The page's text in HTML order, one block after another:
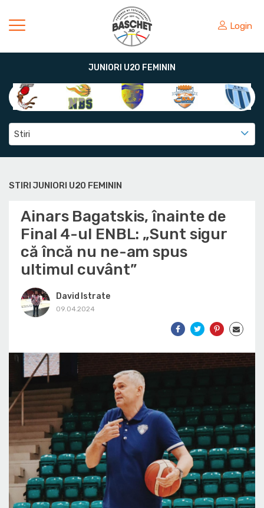
Login
JUNIORI U20 FEMININ
Stiri
STIRI JUNIORI U20 FEMININ
Ainars Bagatskis, înainte de
Final 4-ul ENBL: „Sunt sigur
că încă nu ne-am spus
ultimul cuvânt”
David Istrate
09.04.2024